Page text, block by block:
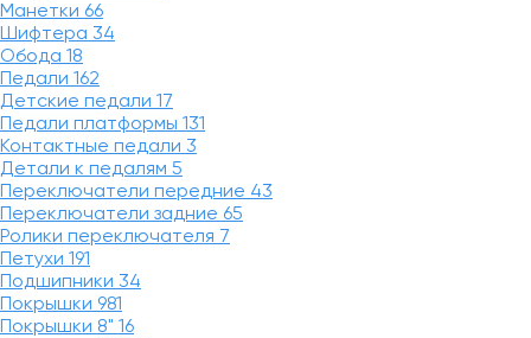
Манетки 66
Шифтера 34
Обода 18
Педали 162
Детские педали 17
Педали платформы 131
Контактные педали 3
Детали к педалям 5
Переключатели передние 43
Переключатели задние 65
Ролики переключателя 7
Петухи 191
Подшипники 34
Покрышки 981
Покрышки 8" 16